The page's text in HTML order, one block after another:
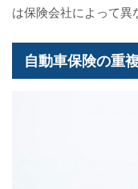
は保険会社によって異
自動車保険の重